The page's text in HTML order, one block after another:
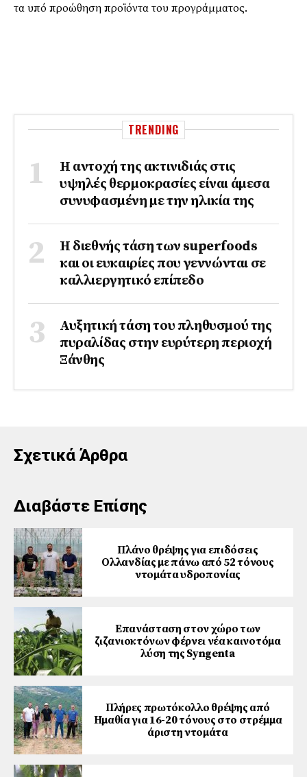
τα υπό προώθηση προϊόντα του προγράμματος.
TRENDING
Η αντοχή της ακτινιδιάς στις
υψηλές θερμοκρασίες είναι άμεσα
συνυφασμένη με την ηλικία της
Η διεθνής τάση των superfoods
και οι ευκαιρίες που γεννώνται σε
καλλιεργητικό επίπεδο
Αυξητική τάση του πληθυσμού της
πυραλίδας στην ευρύτερη περιοχή
Ξάνθης
Σχετικά Άρθρα
Διαβάστε Επίσης
Πλάνο θρέψης για επιδόσεις
Ολλανδίας με πάνω από 52 τόνους
ντομάτα υδροπονίας
Επανάσταση στον χώρο των
ζιζανιοκτόνων φέρνει νέα καινοτόμα
λύση της Syngenta
Πλήρες πρωτόκολλο θρέψης από
Ημαθία για 16-20 τόνους στο στρέμμα
άριστη ντομάτα